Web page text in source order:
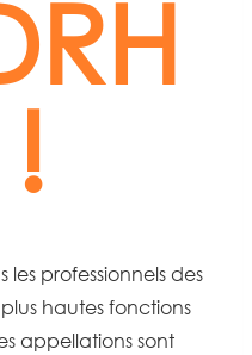
les professionnels des
hautes fonctions
appellations sont